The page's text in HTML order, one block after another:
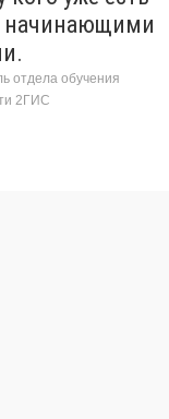
начинающими
отдела обучения
2ГИС